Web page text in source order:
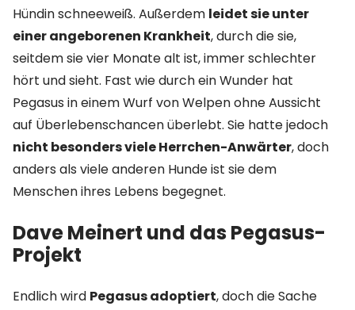
Hündin schneeweiß. Außerdem leidet sie unter
einer angeborenen Krankheit, durch die sie,
seitdem sie vier Monate alt ist, immer schlechter
hört und sieht. Fast wie durch ein Wunder hat
Pegasus in einem Wurf von Welpen ohne Aussicht
auf Überlebenschancen überlebt. Sie hatte jedoch
nicht besonders viele Herrchen-Anwärter, doch
anders als viele anderen Hunde ist sie dem
Menschen ihres Lebens begegnet.
Dave Meinert und das Pegasus-
Projekt
Endlich wird Pegasus adoptiert, doch die Sache